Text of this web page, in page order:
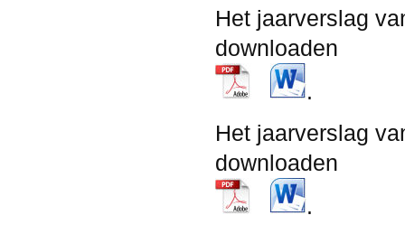
Het jaarverslag
downloaden
.
Het jaarverslag
downloaden
.